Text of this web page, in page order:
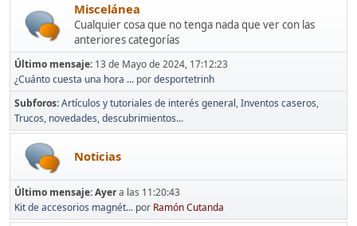
Miscelánea
Cualquier cosa que no tenga nada que ver con las
anteriores categorías
Último mensaje: 13 de Mayo de 2024, 17:12:23
¿Cuánto cuesta una hora ... pordesportetrinh
Subforos Artículos y tutoriales de interés general Inventos caseros
Trucos, novedades, descubrimientos...
Noticias
Último mensaje:Ayera las 11:20:43
Kit de accesorios magnét... por Ramón Cutanda